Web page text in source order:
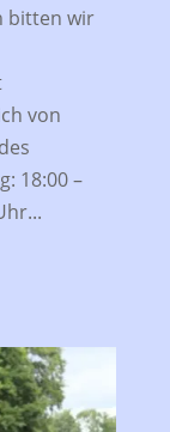
bitten wir
von
18:00 –